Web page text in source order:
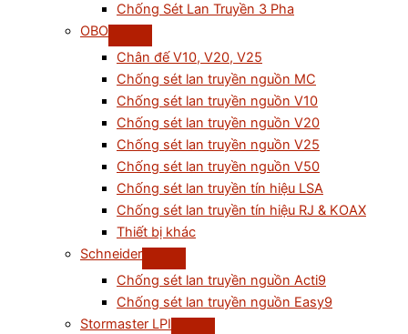
Chống Sét Lan Truyền 3 Pha
OBO
Chân đế V10, V20, V25
Chống sét lan truyền nguồn MC
Chống sét lan truyền nguồn V10
Chống sét lan truyền nguồn V20
Chống sét lan truyền nguồn V25
Chống sét lan truyền nguồn V50
Chống sét lan truyền tín hiệu LSA
Chống sét lan truyền tín hiệu RJ & KOAX
Thiết bị khác
Schneider
Chống sét lan truyền nguồn Acti9
Chống sét lan truyền nguồn Easy9
Stormaster LPI